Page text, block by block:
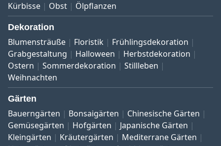
Kürbisse
Obst Ölpflanzen
Dekoration
Blumensträuße Floristik
Frühlingsdekoration
Grabgestaltung
Halloween
Herbstdekoration
Ostern
Sommerdekoration
Stillleben
Weihnachten
Gärten
Bauerngärten Bonsaigärten
Chinesische Gärten
Gemüsegärten
Hofgärten
Japanische Gärten
Kleingärten
Kräutergärten
Mediterrane Gärten